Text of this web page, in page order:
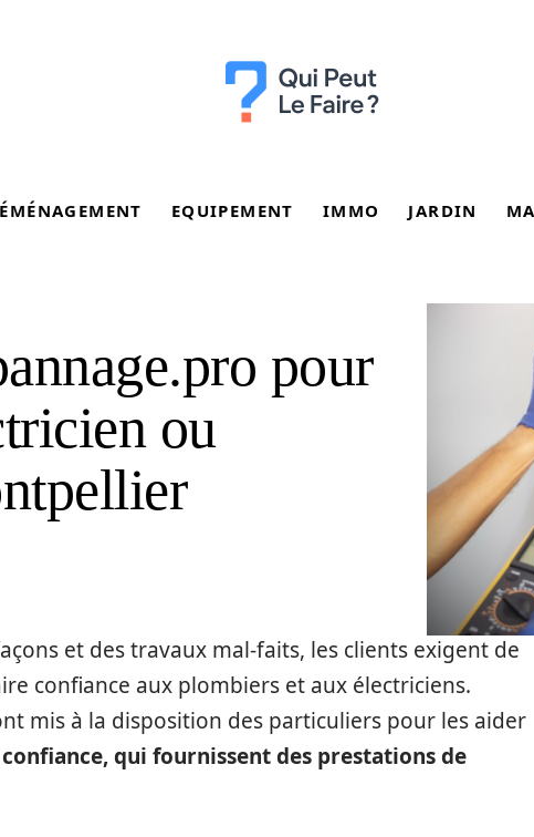
EQUIPEMENT IMMO JARDIN
pour
ou
et des travaux mal-faits, les clients exigent de
confiance aux plombiers et aux électriciens.
mis à la disposition des particuliers pour les aider
qui fournissent des prestations de